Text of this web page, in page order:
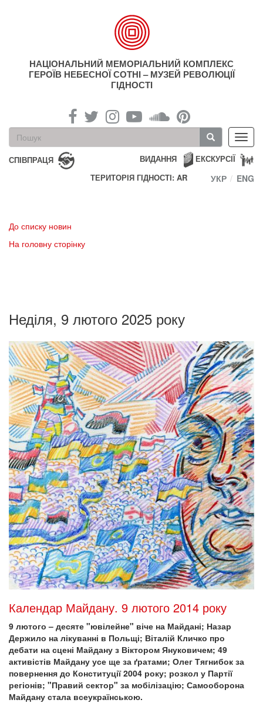
НАЦІОНАЛЬНИЙ МЕМОРІАЛЬНИЙ КОМПЛЕКС
ГЕРОЇВ НЕБЕСНОЇ СОТНІ – МУЗЕЙ РЕВОЛЮЦІЇ
ГІДНОСТІ
Пошукова
форма
Пошук
СПІВПРАЦЯ ЕКСКУРСІЇ
ВИДАННЯ
ТЕРИТОРІЯ ГІДНОСТІ: AR
УКР ENG
До списку новин
На головну сторінку
Неділя, 9 лютого 2025 року
Календар Майдану. 9 лютого 2014 року
9 лютого – десяте "ювілейне" віче на Майдані; Назар
Держило на лікуванні в Польщі; Віталій Кличко про
дебати на сцені Майдану з Віктором Януковичем; 49
активістів Майдану усе ще за ґратами; Олег Тягнибок за
повернення до Конституції 2004 року; розкол у Партії
регіонів; "Правий сектор" за мобілізацію; Самооборона
Майдану стала всеукраїнською.